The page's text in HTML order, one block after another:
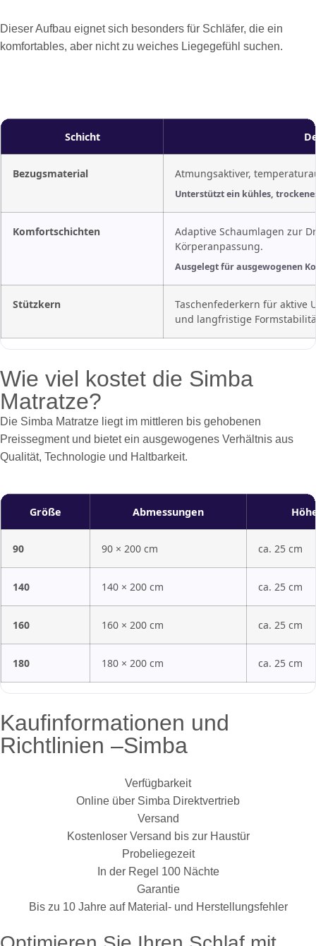
Dieser Aufbau eignet sich besonders für Schläfer, die ein
komfortables, aber nicht zu weiches Liegegefühl suchen.
Schicht
Bezugsmaterial Atmungsaktiver,
Unterstützt ein kühles,
Komfortschichten
Adaptive Schaumlagen zur
Körperanpassung.
Ausgelegt für ausgewogenen
Stützkern
Taschenfederkern für aktive
und langfristige
Wie viel kostet die Simba
Matratze?
Die Simba Matratze liegt im mittleren bis gehobenen
Preissegment und bietet ein ausgewogenes Verhältnis aus
Qualität, Technologie und Haltbarkeit.
Größe Abmessungen
90 90 × 200 cm ca. 25 cm
140 140 × 200 cm ca. 25 cm
160 160 × 200 cm ca. 25 cm
180 180 × 200 cm ca. 25 cm
Kaufinformationen und
Richtlinien –Simba
Verfügbarkeit
Online über Simba Direktvertrieb
Versand
Kostenloser Versand bis zur Haustür
Probeliegezeit
In der Regel 100 Nächte
Garantie
Bis zu 10 Jahre auf Material- und Herstellungsfehler